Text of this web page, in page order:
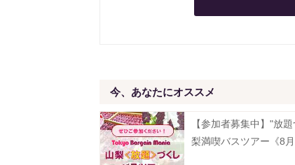
今、あなたにオススメ
【参加者募集中】"放
梨満喫バスツアー《8月